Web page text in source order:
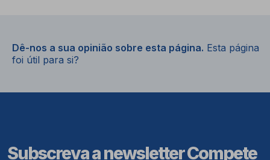
Dê-nos a sua opinião sobre esta página. Esta página
foi útil para si?
Subscreva a newsletter Compete